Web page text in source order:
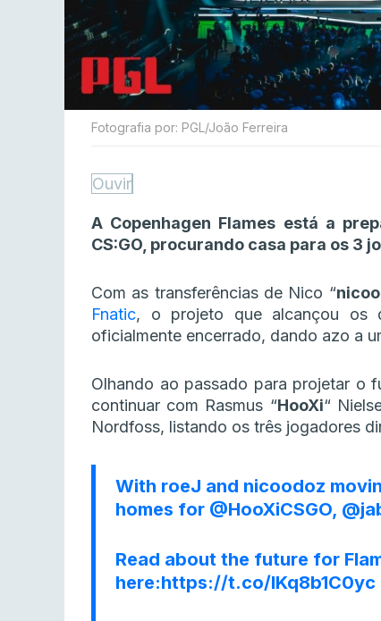
Fotografia por: PGL/João Ferreira
Ouvir
A Copenhagen Flames está a
CS:GO, procurando casa para os 3
Com as transferências de Nico “
Fnatic, o projeto que alcançou os
oficialmente encerrado, dando azo a
Olhando ao passado para projetar o
continuar com Rasmus “⁠HooXi⁠“
Nordfoss, listando os três jogadores
With roeJ and nicoodoz
homes for @HooXiCSGO,
Read about the future for
here:https://t.co/lKq8b1C0yc